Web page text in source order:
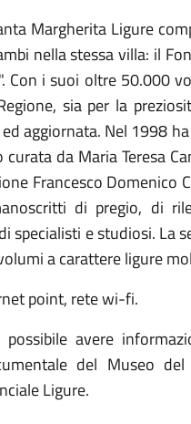
Margherita Ligure
nella stessa villa: il
Con i suoi oltre 50.000
sia per la
aggiornata. Nel 1998
da Maria Teresa
Francesco Domenico
di pregio, di
specialisti e studiosi. La
a carattere ligure
point, rete wi-fi.
avere
del Museo
Ligure.